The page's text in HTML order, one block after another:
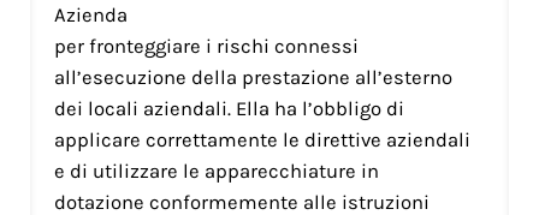
Azienda
per fronteggiare i rischi connessi
all’esecuzione della prestazione all’esterno
dei locali aziendali. Ella ha l’obbligo di
applicare correttamente le direttive aziendali
e di utilizzare le apparecchiature in
dotazione conformemente alle istruzioni